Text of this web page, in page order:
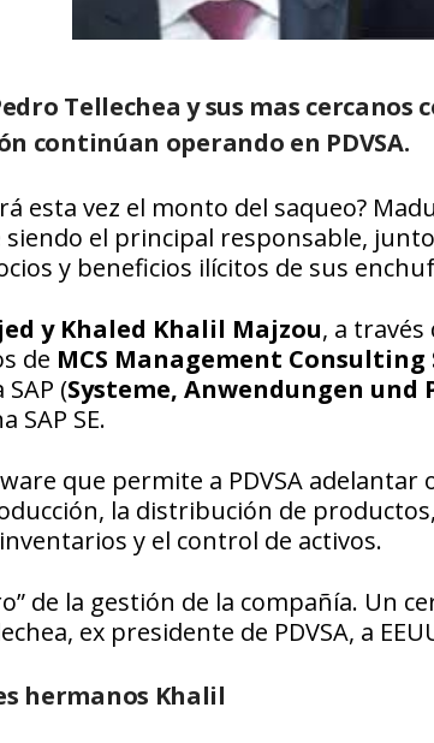
Tellechea y sus mas
continúan operando en PDVSA.
esta vez el monto del saqueo?
el principal responsable,
y beneficios ilícitos de sus
y Khaled Khalil Majzou, a
de MCS Management Consulting
(Systeme, Anwendungen
SAP SE.
que permite a PDVSA adelantar
la distribución de
y el control de activos.
de la gestión de la compañía. Un
ex presidente de PDVSA, a
hermanos Khalil